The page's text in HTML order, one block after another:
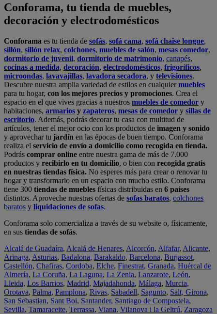
Conforama, tu tienda de muebles,
decoración y electrodomésticos
Conforama es tu tienda de sofás, sofá cama, sofá chaise longue,
sillón, sillón relax, colchones, muebles de salón, mesas comedor,
dormitorio de juvenil, dormitorio de matrimonio, canapés,
cocinas a medida, decoración, electrodomésticos, frigoríficos,
microondas, lavavajillas, lavadora secadora, y televisiones.
Descubre nuestra amplia variedad de estilos en cualquiermuebles
para tu hogar, con los mejores precios y promociones. Crea el
espacio en el que vives gracias a nuestros muebles de comedor y
habitaciones, armarios y zapateros, mesas de comedor y sillas de
escritorio. Además, podrás decorar tu casa con multitud de
artículos, tener el mejor ocio con los productos de imagen y sonido
y aprovechar tu jardín en las épocas de buen tiempo. Conforama
realiza el servicio de envío a domicilio como recogida en tienda.
Podrás comprar online entre nuestra gama de más de 7.000
productos y recibirlo en tu domicilio, o bien con recogida gratis
en nuestras tiendas física. No esperes más para crear o renovar tu
hogar y transformarlo en un espacio con mucho estilo. Conforama
tiene 300 tiendas de muebles físicas distribuidas en 6 países
distintos. Aproveche nuestras ofertas de sofas baratos, colchones
baratos y liquidaciones de sofas.
Conforama solo comercializa a través de su website o, físicamente,
en sus tiendas de sofás.
Alcalá de Guadaíra, Alcalá de Henares, Alcorcón, Alfafar, Alicante,
Arinaga, Asturias, Badalona, Barakaldo, Barcelona, Burjassot,
Castellón, Chafiras, Cordoba, Elche, Finestrat, Granada, Huércal de
Almería, La Coruña, La Laguna, La Zenia, Lanzarote, León,
Lleida, Los Barrios, Madrid, Majadahonda, Málaga, Murcia,
Orotava, Palma, Pamplona, Rivas, Sabadell, Sagunto, Salt, Girona,
San Sebastian, Sant Boi, Santander, Santiago de Compostela,
Sevilla, Tamaraceite, Terrassa, Viana, Vilanova i la Geltrú, Zaragoza